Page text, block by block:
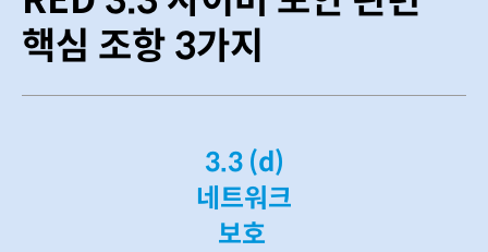
핵심 조항 3가지
3.3 (d)
네트워크
보호